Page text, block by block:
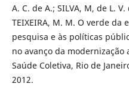
A. C. de A.; SILVA, M, de L. V.
TEIXEIRA, M. M. O verde da
pesquisa e às políticas
no avanço da modernização
Saúde Coletiva, Rio de
2012.